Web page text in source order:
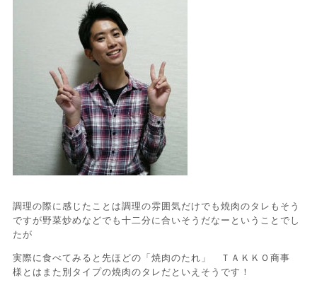
調理の際に感じたことは調理の雰囲気だけでも焼肉のタレもそう
ですが野菜炒めなどでも十二分に合いそうだなーということでし
たが
実際に食べてみると先ほどの「焼肉のたれ」 ＴＡＫＫＯ商事
様とはまた別タイプの焼肉のタレだといえそうです！